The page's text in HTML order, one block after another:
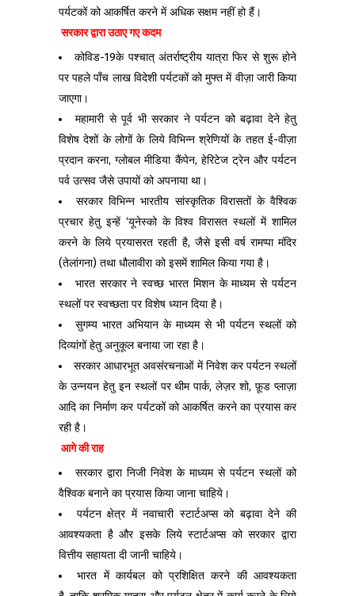
पर्यटकों को आकर्षित करने में अधिक सक्षम नहीं हो हैं।
सरकार द्वारा उठाए गए कदम
कोविड-19के पश्चात् अंतर्राष्ट्रीय यात्रा फिर से शुरू होने
पर पहले पाँच लाख विदेशी पर्यटकों को मुफ्त में वीज़ा जारी किया
जाएगा।
महामारी से पूर्व भी सरकार ने पर्यटन को बढ़ावा देने हेतु
विशेष देशों के लोगों के लिये विभिन्न श्रेणियों के तहत ई-वीज़ा
प्रदान करना, ग्लोबल मीडिया कैंपेन, हेरिटेज ट्रेन और पर्यटन
पर्व उत्सव जैसे उपायों को अपनाया था।
सरकार विभिन्न भारतीय सांस्कृतिक विरासतों के वैश्विक
प्रचार हेतु इन्हें ‘यूनेस्को के विश्व विरासत स्थलों में शामिल
करने के लिये प्रयासरत रहती है, जैसे इसी वर्ष रामप्पा मंदिर
(तेलांगना) तथा धौलावीरा को इसमें शामिल किया गया है।
भारत सरकार ने स्वच्छ भारत मिशन के माध्यम से पर्यटन
स्थलों पर स्वच्छता पर विशेष ध्यान दिया है।
सुगम्य भारत अभियान के माध्यम से भी पर्यटन स्थलों को
दिव्यांगों हेतु अनुकूल बनाया जा रहा है।
सरकार आधारभूत अवसंरचनाओं में निवेश कर पर्यटन स्थलों
के उन्नयन हेतु इन स्थलों पर थीम पार्क, लेज़र शो, फ़ूड प्लाज़ा
आदि का निर्माण कर पर्यटकों को आकर्षित करने का प्रयास कर
रही है।
आगे की राह
सरकार द्वारा निजी निवेश के माध्यम से पर्यटन स्थलों को
वैश्विक बनाने का प्रयास किया जाना चाहिये।
पर्यटन क्षेत्र में नवाचारी स्टार्टअप्स को बढ़ावा देने की
आवश्यकता है और इसके लिये स्टार्टअप्स को सरकार द्वारा
वित्तीय सहायता दी जानी चाहिये।
भारत में कार्यबल को प्रशिक्षित करने की आवश्यकता